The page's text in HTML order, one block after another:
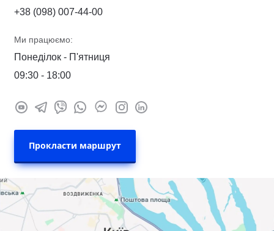
+38 (098) 007-44-00
Ми працюємо:
Понеділок - П'ятниця
09:30 - 18:00
Прокласти маршрут